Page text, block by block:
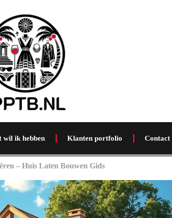
wil ik hebben Klanten portfolio Contact
– Huis Laten Bouwen Gids